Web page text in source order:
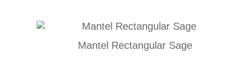
Mantel Rectangular Sage